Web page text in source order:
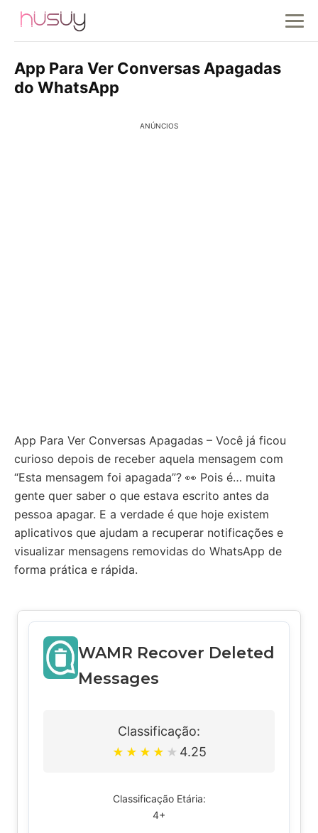
App Para Ver Conversas Apagadas
do WhatsApp
ANÚNCIOS
App Para Ver Conversas Apagadas – Você já ficou
curioso depois de receber aquela mensagem com
“Esta mensagem foi apagada”? 👀 Pois é… muita
gente quer saber o que estava escrito antes da
pessoa apagar. E a verdade é que hoje existem
aplicativos que ajudam a recuperar notificações e
visualizar mensagens removidas do WhatsApp de
forma prática e rápida.
WAMR Recover Deleted
Messages
Classificação:
★ ★ ★ ★ ★ 4.25
Classificação Etária:
4+